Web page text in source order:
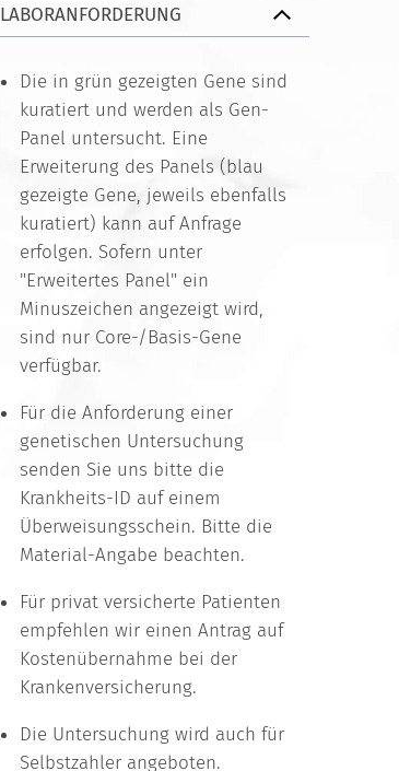
LABORANFORDERUNG
Die in grün gezeigten Gene sind
kuratiert und werden als Gen-
Panel untersucht. Eine
Erweiterung des Panels (blau
gezeigte Gene, jeweils ebenfalls
kuratiert) kann auf Anfrage
erfolgen. Sofern unter
"Erweitertes Panel" ein
Minuszeichen angezeigt wird,
sind nur Core-/Basis-Gene
verfügbar.
Für die Anforderung einer
genetischen Untersuchung
senden Sie uns bitte die
Krankheits-ID auf einem
Überweisungsschein. Bitte die
Material-Angabe beachten.
Für privat versicherte Patienten
empfehlen wir einen Antrag auf
Kostenübernahme bei der
Krankenversicherung.
Die Untersuchung wird auch für
Selbstzahler angeboten.